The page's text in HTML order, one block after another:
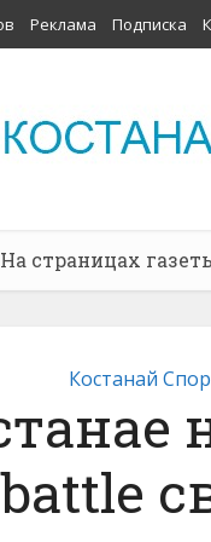
Реклама Подписка
На страницах
Костанай